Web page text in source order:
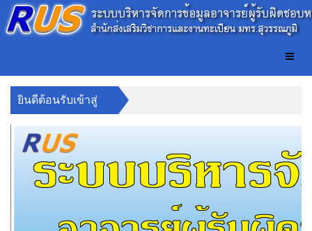
ยินดีต้อนรับเข้าสู่
สำนักส่งเสริมวิชาการและงานทะเบียน